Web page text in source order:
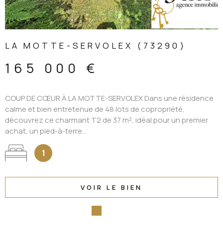
LA MOTTE-SERVOLEX (73290)
165 000 €
COUP DE CŒUR À LA MOTTE-SERVOLEX Dans une résidence
calme et bien entretenue de 48 lots de copropriété,
découvrez ce charmant T2 de 37 m², idéal pour un premier
achat, un pied-à-terre...
1
VOIR LE BIEN